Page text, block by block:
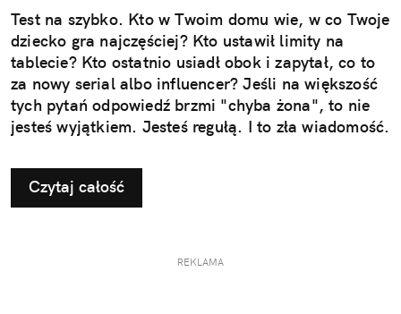
Test na szybko. Kto w Twoim domu wie, w co Twoje
dziecko gra najczęściej? Kto ustawił limity na
tablecie? Kto ostatnio usiadł obok i zapytał, co to
za nowy serial albo influencer? Jeśli na większość
tych pytań odpowiedź brzmi "chyba żona", to nie
jesteś wyjątkiem. Jesteś regułą. I to zła wiadomość.
Czytaj całość
REKLAMA